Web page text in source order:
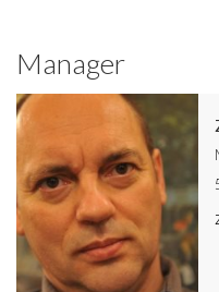
Manager